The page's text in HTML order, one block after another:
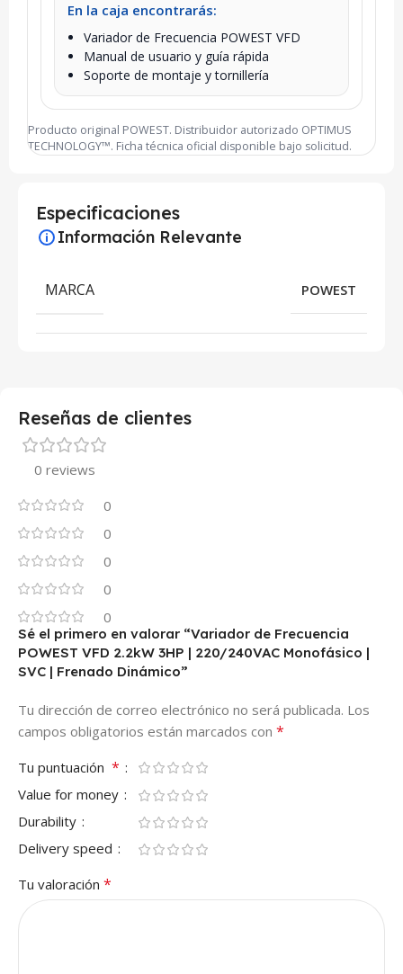
En la caja encontrarás:
Variador de Frecuencia POWEST VFD
Manual de usuario y guía rápida
Soporte de montaje y tornillería
Producto original POWEST. Distribuidor autorizado OPTIMUS
TECHNOLOGY™. Ficha técnica oficial disponible bajo solicitud.
Especificaciones
Información Relevante
MARCA POWEST
Reseñas de clientes
0 reviews
0
0
0
0
0
Sé el primero en valorar “Variador de Frecuencia
POWEST VFD 2.2kW 3HP | 220/240VAC Monofásico |
SVC | Frenado Dinámico”
Tu dirección de correo electrónico no será publicada. Los
campos obligatorios están marcados con *
Tu puntuación *
Value for money
Durability
Delivery speed
Tu valoración *